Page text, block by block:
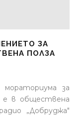
ЗА
ПОЛЗА
за
е в обществена
„Добруджа"